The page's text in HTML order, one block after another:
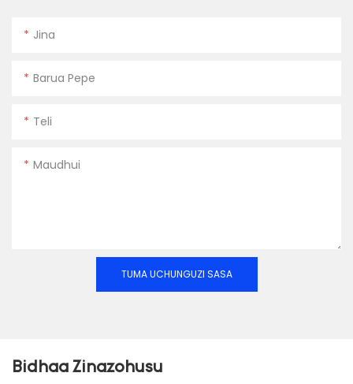
Jina
Barua Pepe
Teli
Maudhui
TUMA UCHUNGUZI SASA
Bidhaa Zinazohusu